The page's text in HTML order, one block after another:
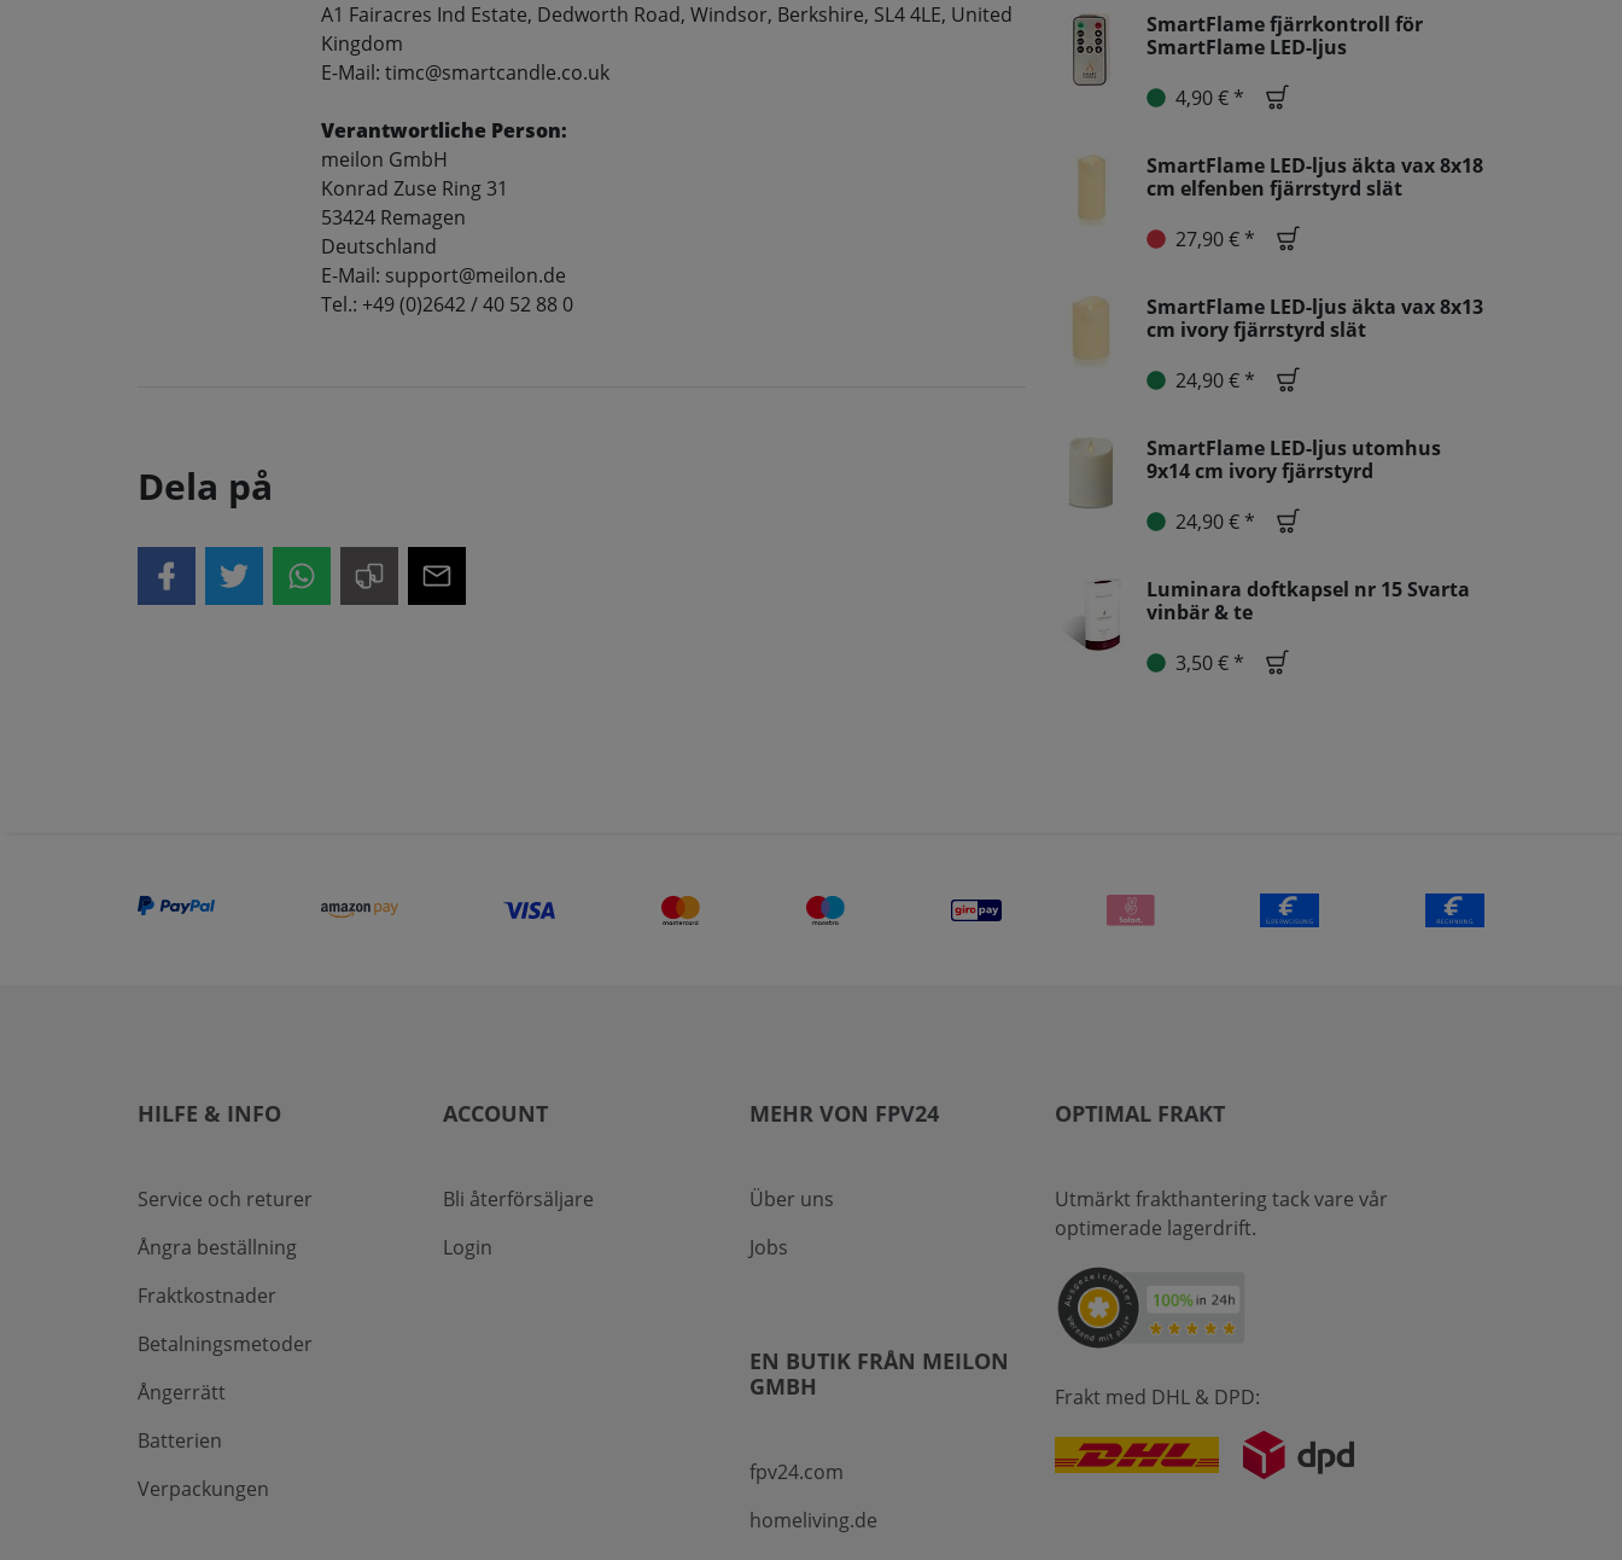
A1 Fairacres Ind Estate, Dedworth Road, Windsor, Berkshire, SL4 4LE, United
Kingdom
E-Mail: timc@smartcandle.co.uk
Verantwortliche Person:
meilon GmbH
Konrad Zuse Ring 31
53424 Remagen
Deutschland
E-Mail: support@meilon.de
Tel.: +49 (0)2642 / 40 52 88 0
Dela på
SmartFlame fjärrkontroll för
SmartFlame LED-ljus
4,90 € *
SmartFlame LED-ljus äkta vax 8x18
cm elfenben fjärrstyrd slät
27,90 € *
SmartFlame LED-ljus äkta vax 8x13
cm ivory fjärrstyrd slät
24,90 € *
SmartFlame LED-ljus utomhus
9x14 cm ivory fjärrstyrd
24,90 € *
Luminara doftkapsel nr 15 Svarta
vinbär & te
3,50 € *
HILFE & INFO
Service och returer
Ångra beställning
Fraktkostnader
Betalningsmetoder
Ångerrätt
Batterien
Verpackungen
ACCOUNT
Bli återförsäljare
Login
MEHR VON FPV24
Über uns
Jobs
EN BUTIK FRÅN MEILON
GMBH
fpv24.com
homeliving.de
OPTIMAL FRAKT
Utmärkt frakthantering tack vare vår
optimerade lagerdrift.
Frakt med DHL & DPD: